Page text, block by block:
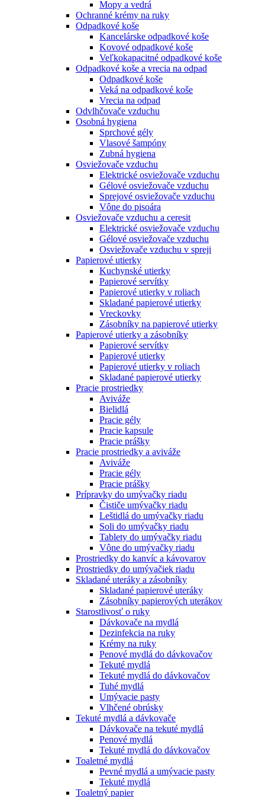
Mopy a vedrá
Ochranné krémy na ruky
Odpadkové koše
Kancelárske odpadkové koše
Kovové odpadkové koše
Veľkokapacitné odpadkové koše
Odpadkové koše a vrecia na odpad
Odpadkové koše
Veká na odpadkové koše
Vrecia na odpad
Odvlhčovače vzduchu
Osobná hygiena
Sprchové gély
Vlasové šampóny
Zubná hygiena
Osviežovače vzduchu
Elektrické osviežovače vzduchu
Gélové osviežovače vzduchu
Sprejové osviežovače vzduchu
Vône do pisoára
Osviežovače vzduchu a ceresit
Elektrické osviežovače vzduchu
Gélové osviežovače vzduchu
Osviežovače vzduchu v spreji
Papierové utierky
Kuchynské utierky
Papierové servítky
Papierové utierky v roliach
Skladané papierové utierky
Vreckovky
Zásobníky na papierové utierky
Papierové utierky a zásobníky
Papierové servítky
Papierové utierky
Papierové utierky v roliach
Skladané papierové utierky
Pracie prostriedky
Aviváže
Bielidlá
Pracie gély
Pracie kapsule
Pracie prášky
Pracie prostriedky a aviváže
Aviváže
Pracie gély
Pracie prášky
Prípravky do umývačky riadu
Čističe umývačky riadu
Leštidlá do umývačky riadu
Soli do umývačky riadu
Tablety do umývačky riadu
Vône do umývačky riadu
Prostriedky do kanvíc a kávovarov
Prostriedky do umývačiek riadu
Skladané uteráky a zásobníky
Skladané papierové uteráky
Zásobníky papierových uterákov
Starostlivosť o ruky
Dávkovače na mydlá
Dezinfekcia na ruky
Krémy na ruky
Penové mydlá do dávkovačov
Tekuté mydlá
Tekuté mydlá do dávkovačov
Tuhé mydlá
Umývacie pasty
Vlhčené obrúsky
Tekuté mydlá a dávkovače
Dávkovače na tekuté mydlá
Penové mydlá
Tekuté mydlá do dávkovačov
Toaletné mydlá
Pevné mydlá a umývacie pasty
Tekuté mydlá
Toaletný papier